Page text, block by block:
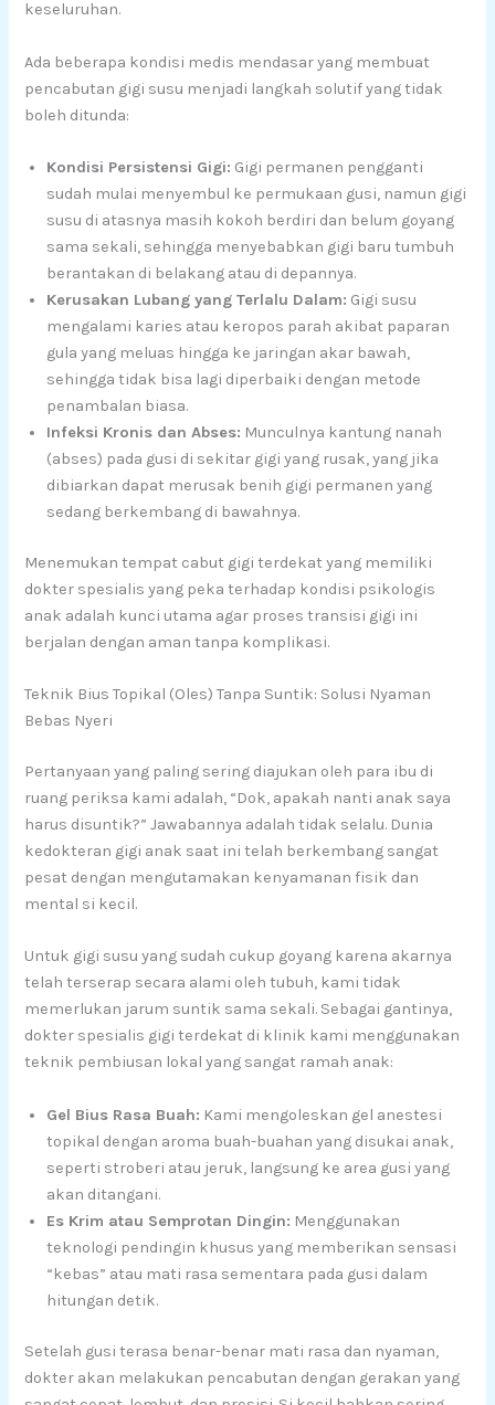
keseluruhan.
Ada beberapa kondisi medis mendasar yang membuat
pencabutan gigi susu menjadi langkah solutif yang tidak
boleh ditunda:
Kondisi Persistensi Gigi: Gigi permanen pengganti
sudah mulai menyembul ke permukaan gusi, namun gigi
susu di atasnya masih kokoh berdiri dan belum goyang
sama sekali, sehingga menyebabkan gigi baru tumbuh
berantakan di belakang atau di depannya.
Kerusakan Lubang yang Terlalu Dalam: Gigi susu
mengalami karies atau keropos parah akibat paparan
gula yang meluas hingga ke jaringan akar bawah,
sehingga tidak bisa lagi diperbaiki dengan metode
penambalan biasa.
Infeksi Kronis dan Abses: Munculnya kantung nanah
(abses) pada gusi di sekitar gigi yang rusak, yang jika
dibiarkan dapat merusak benih gigi permanen yang
sedang berkembang di bawahnya.
Menemukan tempat cabut gigi terdekat yang memiliki
dokter spesialis yang peka terhadap kondisi psikologis
anak adalah kunci utama agar proses transisi gigi ini
berjalan dengan aman tanpa komplikasi.
Teknik Bius Topikal (Oles) Tanpa Suntik: Solusi Nyaman
Bebas Nyeri
Pertanyaan yang paling sering diajukan oleh para ibu di
ruang periksa kami adalah, “Dok, apakah nanti anak saya
harus disuntik?” Jawabannya adalah tidak selalu. Dunia
kedokteran gigi anak saat ini telah berkembang sangat
pesat dengan mengutamakan kenyamanan fisik dan
mental si kecil.
Untuk gigi susu yang sudah cukup goyang karena akarnya
telah terserap secara alami oleh tubuh, kami tidak
memerlukan jarum suntik sama sekali. Sebagai gantinya,
dokter spesialis gigi terdekat di klinik kami menggunakan
teknik pembiusan lokal yang sangat ramah anak:
Gel Bius Rasa Buah: Kami mengoleskan gel anestesi
topikal dengan aroma buah-buahan yang disukai anak,
seperti stroberi atau jeruk, langsung ke area gusi yang
akan ditangani.
Es Krim atau Semprotan Dingin: Menggunakan
teknologi pendingin khusus yang memberikan sensasi
“kebas” atau mati rasa sementara pada gusi dalam
hitungan detik.
Setelah gusi terasa benar-benar mati rasa dan nyaman,
dokter akan melakukan pencabutan dengan gerakan yang